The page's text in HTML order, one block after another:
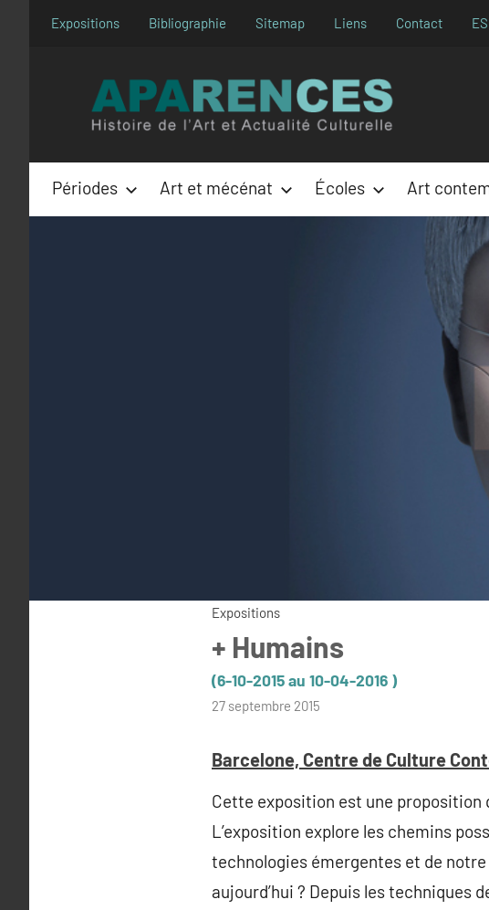
Expositions Bibliographie Sitemap Liens Contact ES
Périodes Art et mécénat Écoles Art
Expositions
+ Humains
(6-10-2015 au 10-04-2016 )
par
27 septembre 2015
Barcelone, Centre de Culture
Cette exposition est une proposition
L’exposition explore les chemins
technologies émergentes et de
aujourd’hui ? Depuis les techniques